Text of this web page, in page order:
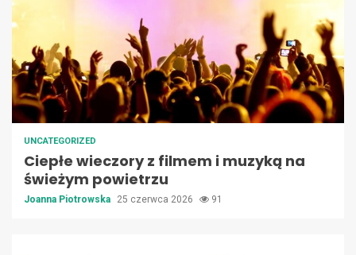
UNCATEGORIZED
Ciepłe wieczory z filmem i muzyką na
świeżym powietrzu
Joanna Piotrowska 25 czerwca 2026 91